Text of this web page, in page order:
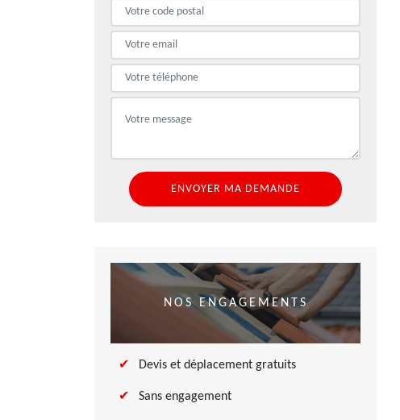
NOS ENGAGEMENTS
Devis et déplacement gratuits
Sans engagement